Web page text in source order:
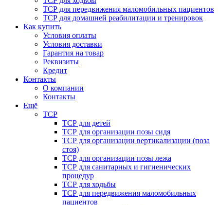
ТСР для передвижения маломобильных пациентов
ТСР для домашней реабилитации и тренировок
Как купить
Условия оплаты
Условия доставки
Гарантия на товар
Реквизиты
Кредит
Контакты
О компании
Контакты
Ещё
ТСР
ТСР для детей
ТСР для организации позы сидя
ТСР для организации вертикализации (поза
стоя)
ТСР для организации позы лежа
ТСР для санитарных и гигиенических
процедур
ТСР для ходьбы
ТСР для передвижения маломобильных
пациентов